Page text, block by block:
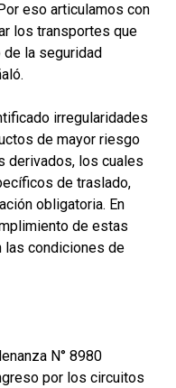
eso articulamos con
los transportes que
la seguridad
irregularidades
de mayor riesgo
derivados, los cuales
de traslado,
obligatoria. En
de estas
las condiciones de
N° 8980
por los circuitos